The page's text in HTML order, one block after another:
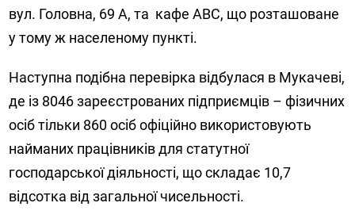
вул. Головна, 69 А, та кафе АВС, що розташоване
у тому ж населеному пункті.
Наступна подібна перевірка відбулася в Мукачеві,
де із 8046 зареєстрованих підприємців – фізичних
осіб тільки 860 осіб офіційно використовують
найманих працівників для статутної
господарської діяльності, що складає 10,7
відсотка від загальної чисельності.